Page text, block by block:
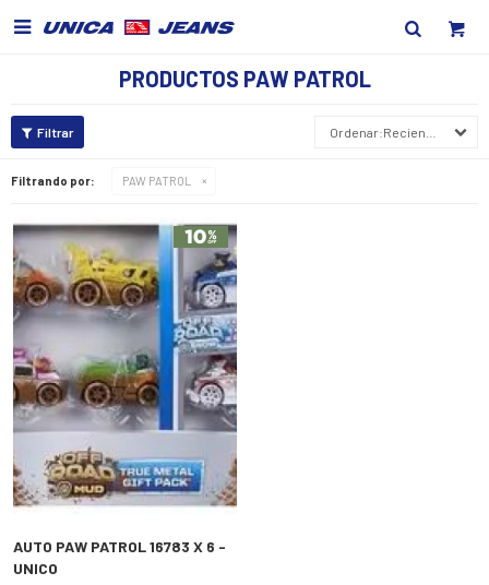

PRODUCTOS PAW PATROL
Recientes
Filtrando por: PAW PATROL
AUTO PAW PATROL 16783 X 6 -
UNICO